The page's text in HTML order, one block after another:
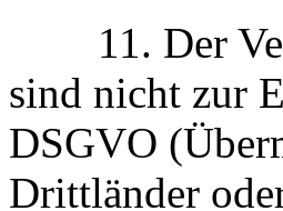
11. Der
sind nicht zur
DSGVO
Drittländer